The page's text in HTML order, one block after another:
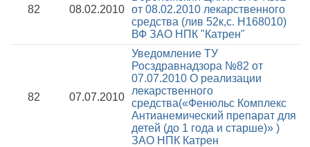
82 08.02.2010 от 08.02.2010 лекарственного
средства (лив 52к,с. Н168010)
ВФ ЗАО НПК "Катрен"
82 07.07.2010
Уведомление ТУ
Росздравнадзора №82 от
07.07.2010 О реализации
лекарственного
средства(«Фенюльс Комплекс
Антианемический препарат для
детей (до 1 года и старше)» )
ЗАО НПК Катрен